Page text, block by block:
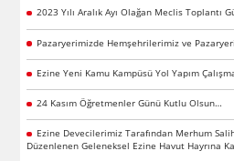
2023 Yılı Aralık Ayı Olağan Meclis Toplantı
Pazaryerimizde Hemşehrilerimiz ve
Ezine Yeni Kamu Kampüsü Yol Yapım
24 Kasım Öğretmenler Günü Kutlu Olsun…
Ezine Devecilerimiz Tarafından Merhum Salih
Düzenlenen Geleneksel Ezine Havut Hayrına